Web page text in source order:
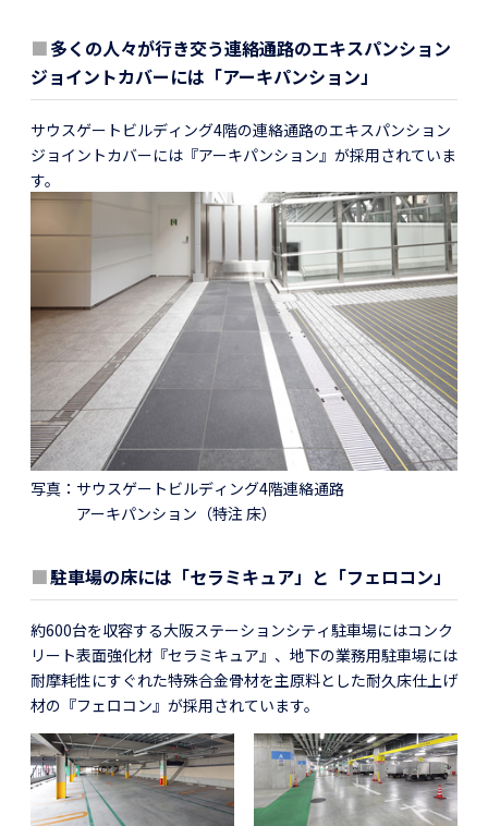
■多くの人々が行き交う連絡通路のエキスパンション
ジョイントカバーには「アーキパンション」
サウスゲートビルディング4階の連絡通路のエキスパンション
ジョイントカバーには『アーキパンション』が採用されていま
す。
写真： サウスゲートビルディング4階連絡通路
アーキパンション（特注 床）
■駐車場の床には「セラミキュア」と「フェロコン」
約600台を収容する大阪ステーションシティ駐車場にはコンク
リート表面強化材『セラミキュア』、地下の業務用駐車場には
耐摩耗性にすぐれた特殊合金骨材を主原料とした耐久床仕上げ
材の『フェロコン』が採用されています。